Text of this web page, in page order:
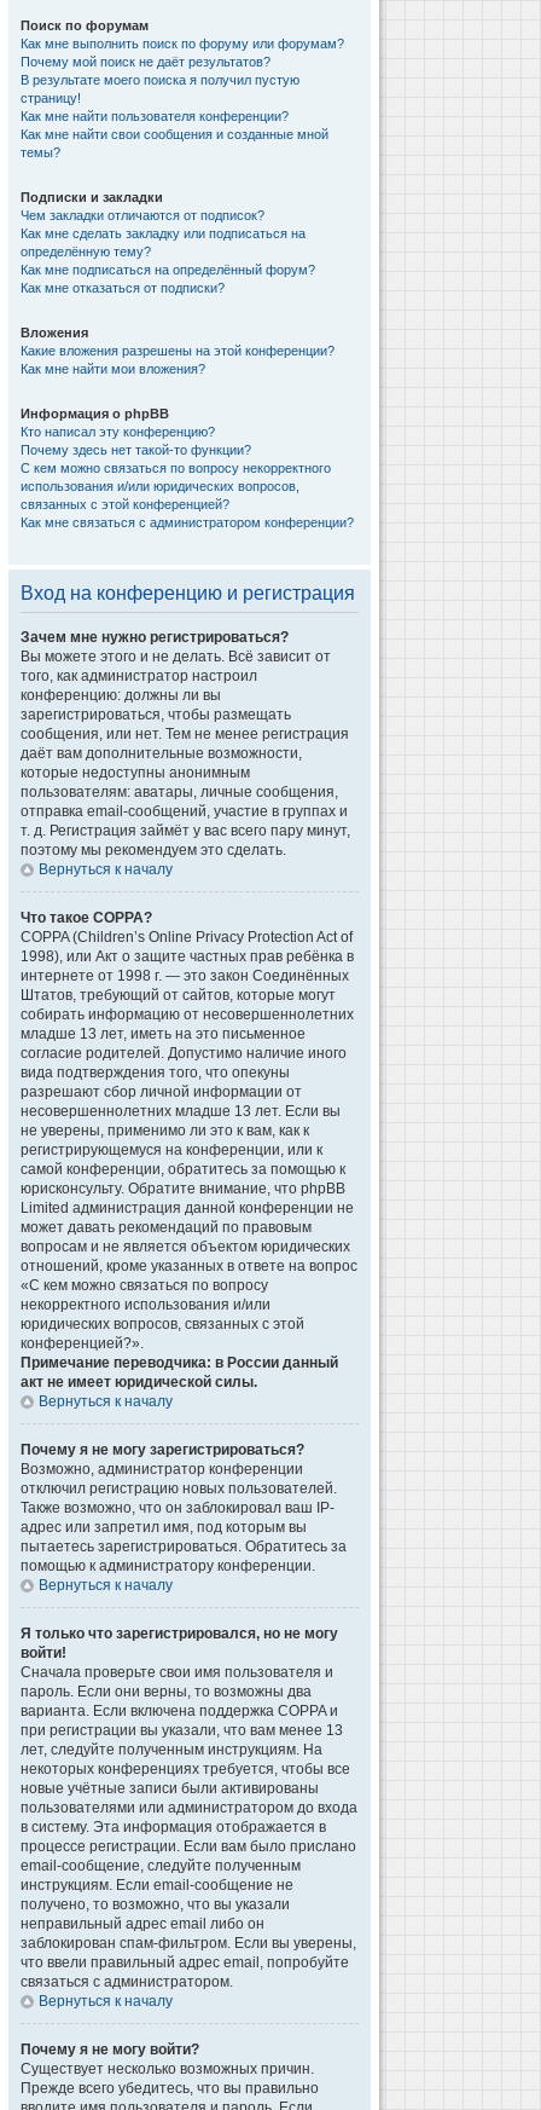
Поиск по форумам
Как мне выполнить поиск по форуму или форумам?
Почему мой поиск не даёт результатов?
В результате моего поиска я получил пустую
страницу!
Как мне найти пользователя конференции?
Как мне найти свои сообщения и созданные мной
темы?
Подписки и закладки
Чем закладки отличаются от подписок?
Как мне сделать закладку или подписаться на
определённую тему?
Как мне подписаться на определённый форум?
Как мне отказаться от подписки?
Вложения
Какие вложения разрешены на этой конференции?
Как мне найти мои вложения?
Информация о phpBB
Кто написал эту конференцию?
Почему здесь нет такой-то функции?
С кем можно связаться по вопросу некорректного
использования и/или юридических вопросов,
связанных с этой конференцией?
Как мне связаться с администратором конференции?
Вход на конференцию и регистрация
Зачем мне нужно регистрироваться?
Вы можете этого и не делать. Всё зависит от
того, как администратор настроил
конференцию: должны ли вы
зарегистрироваться, чтобы размещать
сообщения, или нет. Тем не менее регистрация
даёт вам дополнительные возможности,
которые недоступны анонимным
пользователям: аватары, личные сообщения,
отправка email-сообщений, участие в группах и
т. д. Регистрация займёт у вас всего пару минут,
поэтому мы рекомендуем это сделать.
Вернуться к началу
Что такое COPPA?
COPPA (Children’s Online Privacy Protection Act of
1998), или Акт о защите частных прав ребёнка в
интернете от 1998 г. — это закон Соединённых
Штатов, требующий от сайтов, которые могут
собирать информацию от несовершеннолетних
младше 13 лет, иметь на это письменное
согласие родителей. Допустимо наличие иного
вида подтверждения того, что опекуны
разрешают сбор личной информации от
несовершеннолетних младше 13 лет. Если вы
не уверены, применимо ли это к вам, как к
регистрирующемуся на конференции, или к
самой конференции, обратитесь за помощью к
юрисконсульту. Обратите внимание, что phpBB
Limited администрация данной конференции не
может давать рекомендаций по правовым
вопросам и не является объектом юридических
отношений, кроме указанных в ответе на вопрос
«С кем можно связаться по вопросу
некорректного использования и/или
юридических вопросов, связанных с этой
конференцией?».
Примечание переводчика: в России данный
акт не имеет юридической силы.
Вернуться к началу
Почему я не могу зарегистрироваться?
Возможно, администратор конференции
отключил регистрацию новых пользователей.
Также возможно, что он заблокировал ваш IP-
адрес или запретил имя, под которым вы
пытаетесь зарегистрироваться. Обратитесь за
помощью к администратору конференции.
Вернуться к началу
Я только что зарегистрировался, но не могу
войти!
Сначала проверьте свои имя пользователя и
пароль. Если они верны, то возможны два
варианта. Если включена поддержка COPPA и
при регистрации вы указали, что вам менее 13
лет, следуйте полученным инструкциям. На
некоторых конференциях требуется, чтобы все
новые учётные записи были активированы
пользователями или администратором до входа
в систему. Эта информация отображается в
процессе регистрации. Если вам было прислано
email-сообщение, следуйте полученным
инструкциям. Если email-сообщение не
получено, то возможно, что вы указали
неправильный адрес email либо он
заблокирован спам-фильтром. Если вы уверены,
что ввели правильный адрес email, попробуйте
связаться с администратором.
Вернуться к началу
Почему я не могу войти?
Существует несколько возможных причин.
Прежде всего убедитесь, что вы правильно